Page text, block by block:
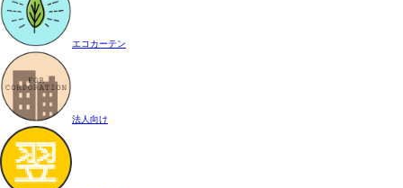
エコカーテン
法人向け